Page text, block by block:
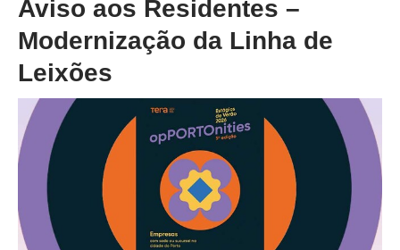
Aviso aos Residentes –
Modernização da Linha de
Leixões